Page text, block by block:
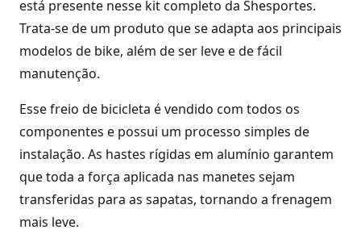
está presente nesse kit completo da Shesportes.
Trata-se de um produto que se adapta aos principais
modelos de bike, além de ser leve e de fácil
manutenção.
Esse freio de bicicleta é vendido com todos os
componentes e possui um processo simples de
instalação. As hastes rígidas em alumínio garantem
que toda a força aplicada nas manetes sejam
transferidas para as sapatas, tornando a frenagem
mais leve.